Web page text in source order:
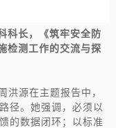
科长，《筑牢安全防
检测工作的交流与探
洪源在主题报告中，
径。她强调，必须以
的数据闭环；以标准